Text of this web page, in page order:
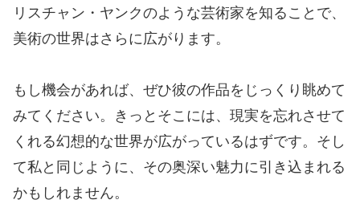
リスチャン・ヤンクのような芸術家を知ることで、
美術の世界はさらに広がります。
もし機会があれば、ぜひ彼の作品をじっくり眺めて
みてください。きっとそこには、現実を忘れさせて
くれる幻想的な世界が広がっているはずです。そし
て私と同じように、その奥深い魅力に引き込まれる
かもしれません。